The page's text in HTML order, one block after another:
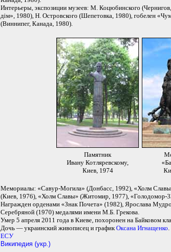
Интерьеры, экспозиции музеев: М. Коцюбинского
дім», 1980), Н. Островского (Шепетовка, 1980), гобелен
(Виннипег, Канада, 1980).
Памятник
Ивану Котляревскому,
Киев, 1974
Мемориалы: «Савур-Могила» (Донбасс, 1992), «Холм
(Киев, 1976), «Холм Славы» (Житомир, 1977), «Голодомор-
Награжден орденами «Знак Почета» (1982), Ярослава
Серебряной (1970) медалями имени М.Б. Грекова.
Умер 5 апреля 2011 года в Киеве, похоронен на Байковом
Дочь — украинский живописец и графикОксана Игнащенко.
ЕСУ
Википедия (укр.)